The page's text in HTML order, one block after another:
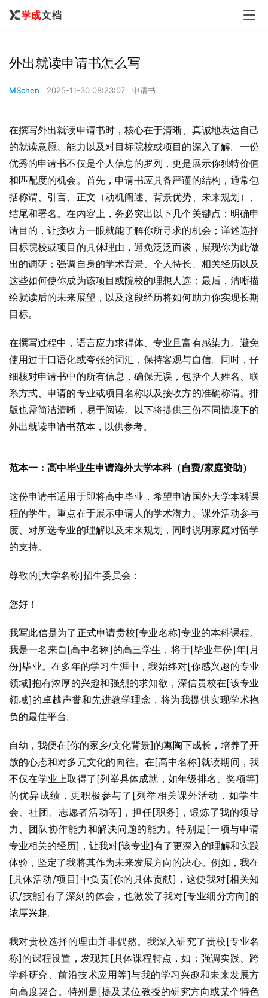
外出就读申请书怎么写
MSchen 2025-11-30 08:23:07 申请书
在撰写外出就读申请书时，核心在于清晰、真诚地表达自己
的就读意愿、能力以及对目标院校或项目的深入了解。一份
优秀的申请书不仅是个人信息的罗列，更是展示你独特价值
和匹配度的机会。首先，申请书应具备严谨的结构，通常包
括称谓、引言、正文（动机阐述、背景优势、未来规划）、
结尾和署名。在内容上，务必突出以下几个关键点：明确申
请目的，让接收方一眼就能了解你所寻求的机会；详述选择
目标院校或项目的具体理由，避免泛泛而谈，展现你为此做
出的调研；强调自身的学术背景、个人特长、相关经历以及
这些如何使你成为该项目或院校的理想人选；最后，清晰描
绘就读后的未来展望，以及这段经历将如何助力你实现长期
目标。
在撰写过程中，语言应力求得体、专业且富有感染力。避免
使用过于口语化或夸张的词汇，保持客观与自信。同时，仔
细核对申请书中的所有信息，确保无误，包括个人姓名、联
系方式、申请的专业或项目名称以及接收方的准确称谓。排
版也需简洁清晰，易于阅读。以下将提供三份不同情境下的
外出就读申请书范本，以供参考。
范本一：高中毕业生申请海外大学本科（自费/家庭资助）
这份申请书适用于即将高中毕业，希望申请国外大学本科课
程的学生。重点在于展示申请人的学术潜力、课外活动参与
度、对所选专业的理解以及未来规划，同时说明家庭对留学
的支持。
尊敬的[大学名称]招生委员会：
您好！
我写此信是为了正式申请贵校[专业名称]专业的本科课程。
我是一名来自[高中名称]的高三学生，将于[毕业年份]年[月
份]毕业。在多年的学习生涯中，我始终对[你感兴趣的专业
领域]抱有浓厚的兴趣和强烈的求知欲，深信贵校在[该专业
领域]的卓越声誉和先进教学理念，将为我提供实现学术抱
负的最佳平台。
自幼，我便在[你的家乡/文化背景]的熏陶下成长，培养了开
放的心态和对多元文化的向往。在[高中名称]就读期间，我
不仅在学业上取得了[列举具体成就，如年级排名、奖项等]
的优异成绩，更积极参与了[列举相关课外活动，如学生
会、社团、志愿者活动等]，担任[职务]，锻炼了我的领导
力、团队协作能力和解决问题的能力。特别是[一项与申请
专业相关的经历]，让我对[该专业]有了更深入的理解和实践
体验，坚定了我将其作为未来发展方向的决心。例如，我在
[具体活动/项目]中负责[你的具体贡献]，这使我对[相关知
识/技能]有了深刻的体会，也激发了我对[专业细分方向]的
浓厚兴趣。
我对贵校选择的理由并非偶然。我深入研究了贵校[专业名
称]的课程设置，发现其[具体课程特点，如：强调实践、跨
学科研究、前沿技术应用等]与我的学习兴趣和未来发展方
向高度契合。特别是[提及某位教授的研究方向或某个特色